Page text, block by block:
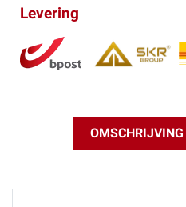
Levering
OMSCHRIJVING